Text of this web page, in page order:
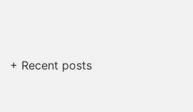
+ Recent posts